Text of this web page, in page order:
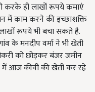
करके ही लाखों रूपये कमाएं
में काम करने की इच्छाशक्ति
रूपये भी बचा सकते है.
के मनदीप वर्मा ने भी खेती
को छोड़कर बंजर जमीन
में आज कीवी की खेती कर रहे